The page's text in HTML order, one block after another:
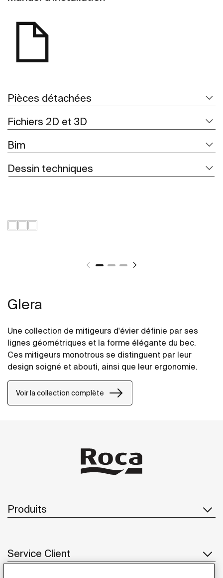
Pièces détachées
Fichiers 2D et 3D
Bim
Dessin techniques
Glera
Une collection de mitigeurs d'évier définie par ses
lignes géométriques et la forme élégante du bec.
Ces mitigeurs monotrous se distinguent par leur
design soigné et abouti, ainsi que leur ergonomie.
Voir la collection complète
Produits
Service Client